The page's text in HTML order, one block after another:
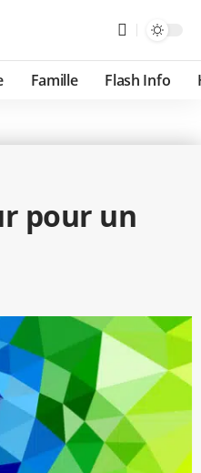
Famille Flash Info
pour un